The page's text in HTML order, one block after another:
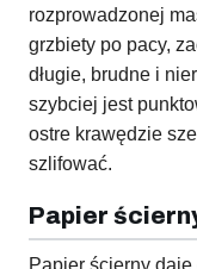
rozprowadzonej
grzbiety po pacy,
długie, brudne i
szybciej jest
ostre krawędzie
szlifować.
Papier